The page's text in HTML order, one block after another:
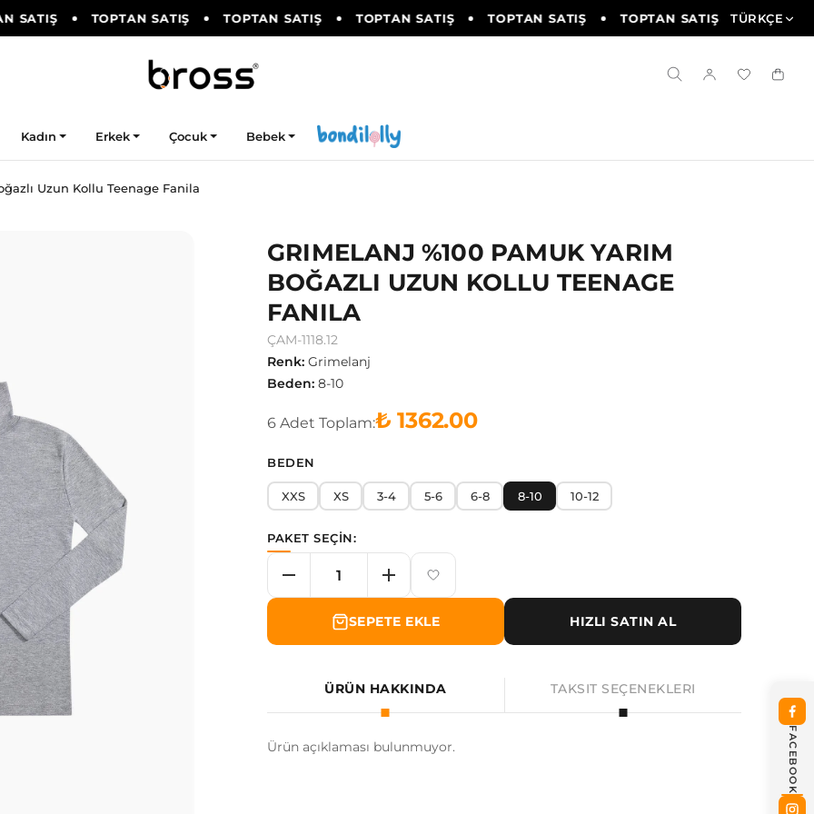
SATIŞ TOPTAN SATIŞ TOPTAN SATIŞ TOPTAN SATIŞ TOPTAN SATIŞ TOPTAN SATIŞ TOPTAN
TÜRKÇE
Kadın Erkek Çocuk Bebek
Uzun Kollu Teenage Fanila
GRIMELANJ %100 PAMUK YARIM
BOĞAZLI UZUN KOLLU TEENAGE
FANILA
ÇAM-1118.12
Renk: Grimelanj
Beden: 8-10
6 Adet Toplam:₺ 1362.00
BEDEN
XXS XS 3-4 5-6 6-8 8-10 10-12
PAKET SEÇİN:
SEPETE EKLE HIZLI SATIN AL
ÜRÜN HAKKINDA TAKSIT SEÇENEKLERI
Ürün açıklaması bulunmuyor. FACEBOOK